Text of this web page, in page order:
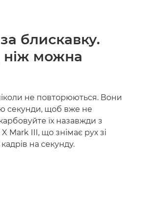
блискавку.
можна
не повторюються. Вони
секунди, щоб вже не
їх назавжди з
Mark III, що знімає рух зі
на секунду.